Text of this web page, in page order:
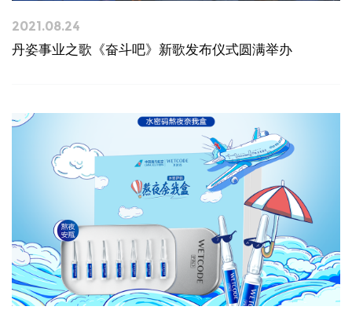
2021.08.24
丹姿事业之歌《奋斗吧》新歌发布仪式圆满举办